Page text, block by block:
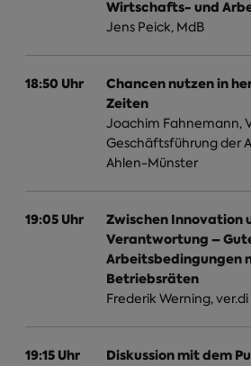
Wirtschafts- und
Jens Peick, MdB
18:50 Uhr
Chancen nutzen in
Zeiten
Joachim Fahnemann,
Geschäftsführung der
Ahlen-Münster
19:05 Uhr
Zwischen Innovation
Verantwortung –
Arbeitsbedingungen
Betriebsräten
Frederik Werning, ver.di
19:15 Uhr Diskussion mit dem